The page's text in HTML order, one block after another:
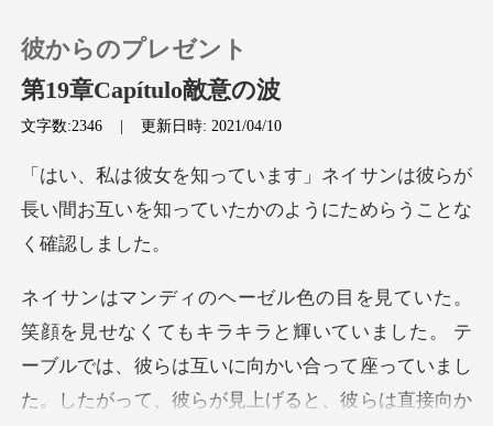
0
チャージ
閲覧履歴
ログアウトします
彼からのプレゼント
第19章Capítulo敵意の波
文字数:2346 |更新日時: 2021/04/10
サンは彼らが
長い間お互いを知っていた
たがって、彼らが見上げると、彼らは直接向か